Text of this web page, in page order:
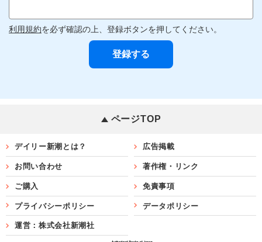
利用規約を必ず確認の上、登録ボタンを押してください。
ページTOP
デイリー新潮とは？ 広告掲載
お問い合わせ 著作権・リンク
ご購入 免責事項
プライバシーポリシー データポリシー
運営：株式会社新潮社